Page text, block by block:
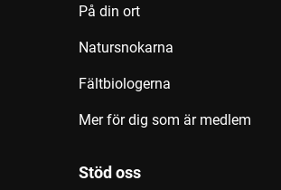
På din ort
Natursnokarna
Fältbiologerna
Mer för dig som är medlem
Stöd oss